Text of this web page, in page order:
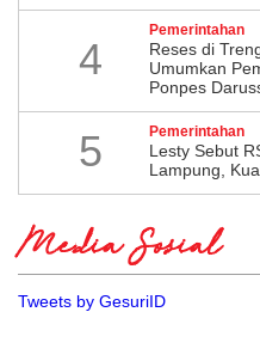
4
Pemerintahan
​Reses di
Umumkan
Ponpes
5 Pemerintahan
Lesty Sebut
Lampung,
Media Sosial
Tweets by GesuriID